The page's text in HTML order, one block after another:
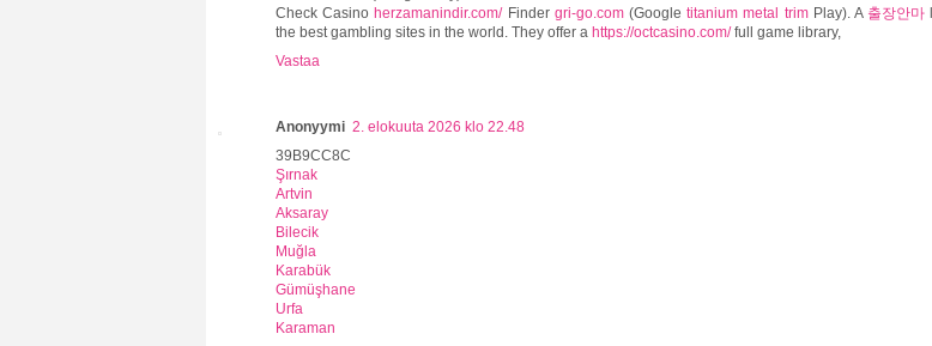
Check Casino herzamanindir.com/Finder gri-go.com(Googletitanium metal trimPlay). A 출장안마
the best gambling sites in the world. They offer a https://octcasino.com/full game library,
Vastaa
Anonyymi 2. elokuuta 2026 klo 22.48
39B9CC8C
Şırnak
Artvin
Aksaray
Bilecik
Muğla
Karabük
Gümüşhane
Urfa
Karaman